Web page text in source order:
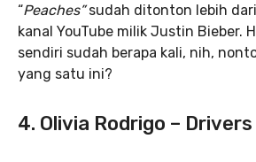
“Peaches”sudah ditonton lebih
kanal YouTube milik Justin Bieber.
sendiri sudah berapa kali, nih,
yang satu ini?
4. Olivia Rodrigo –